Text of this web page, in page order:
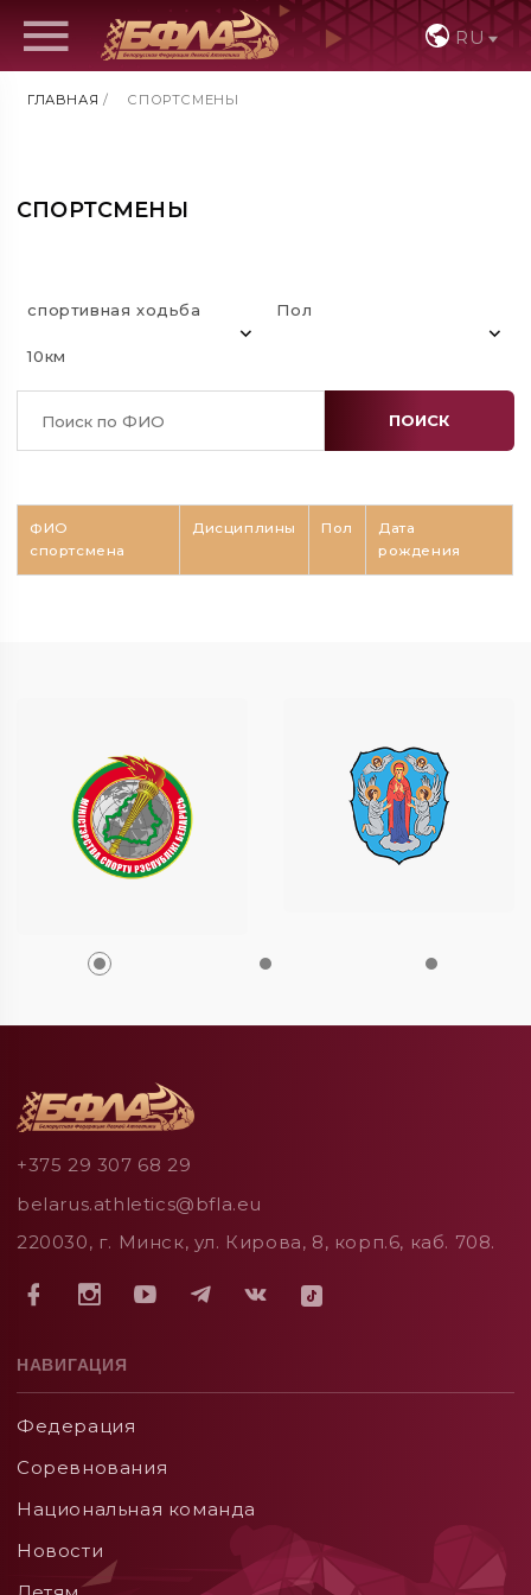
RU
ГЛАВНАЯ / СПОРТСМЕНЫ
СПОРТСМЕНЫ
спортивная ходьба
10км
Пол
ПОИСК
ФИО
спортсмена
Дисциплины Пол
Дата
рождения
+375 29 307 68 29
belarus.athletics@bfla.eu
220030, г. Минск, ул. Кирова, 8, корп.6, каб. 708.
НАВИГАЦИЯ
Федерация
Соревнования
Национальная команда
Новости